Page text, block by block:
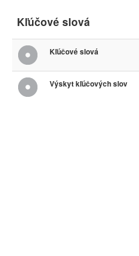
Kľúčové slová
Kľúčové slová
Výskyt kľúčových slov